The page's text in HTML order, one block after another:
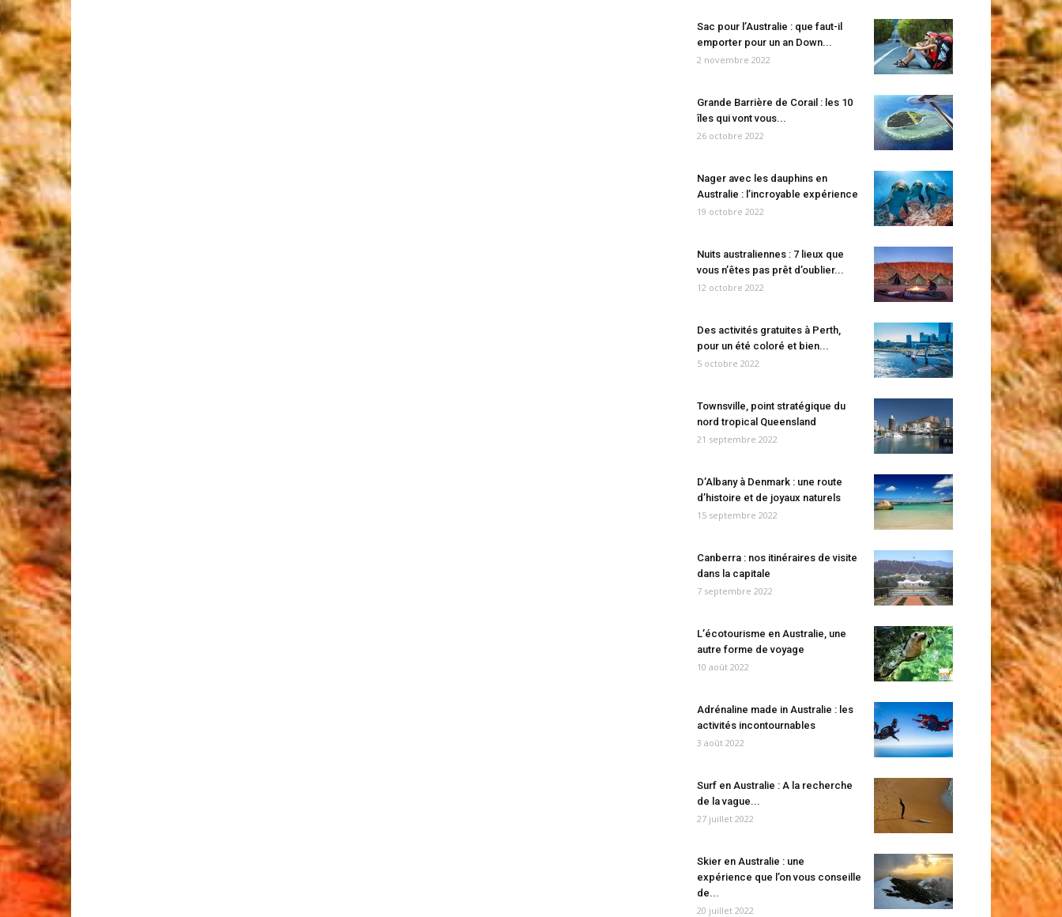
Sac pour l’Australie : que faut-il
emporter pour un an Down...
2 novembre 2022
Grande Barrière de Corail : les 10
îles qui vont vous...
26 octobre 2022
Nager avec les dauphins en
Australie : l’incroyable expérience
19 octobre 2022
Nuits australiennes : 7 lieux que
vous n’êtes pas prêt d’oublier...
12 octobre 2022
Des activités gratuites à Perth,
pour un été coloré et bien...
5 octobre 2022
Townsville, point stratégique du
nord tropical Queensland
21 septembre 2022
D’Albany à Denmark : une route
d’histoire et de joyaux naturels
15 septembre 2022
Canberra : nos itinéraires de visite
dans la capitale
7 septembre 2022
L’écotourisme en Australie, une
autre forme de voyage
10 août 2022
Adrénaline made in Australie : les
activités incontournables
3 août 2022
Surf en Australie : A la recherche
de la vague...
27 juillet 2022
Skier en Australie : une
expérience que l’on vous conseille
de...
20 juillet 2022